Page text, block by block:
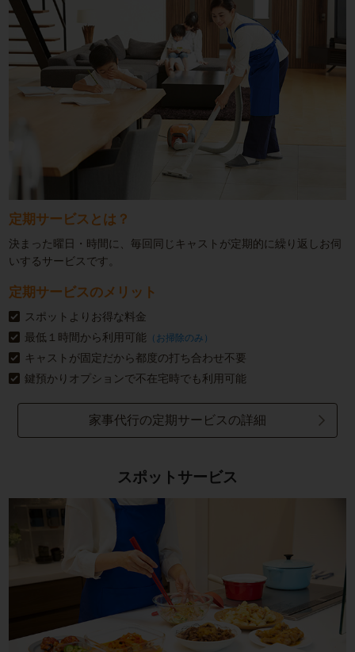
定期サービスとは？
決まった曜日・時間に、毎回同じキャストが定期的に繰り返しお伺
いするサービスです。
定期サービスのメリット
スポットよりお得な料金
最低１時間から利用可能 （お掃除のみ）
キャストが固定だから都度の打ち合わせ不要
鍵預かりオプションで不在宅時でも利用可能
家事代行の定期サービスの詳細
スポットサービス